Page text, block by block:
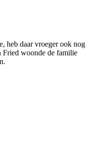
heb daar vroeger ook nog
Fried woonde de familie